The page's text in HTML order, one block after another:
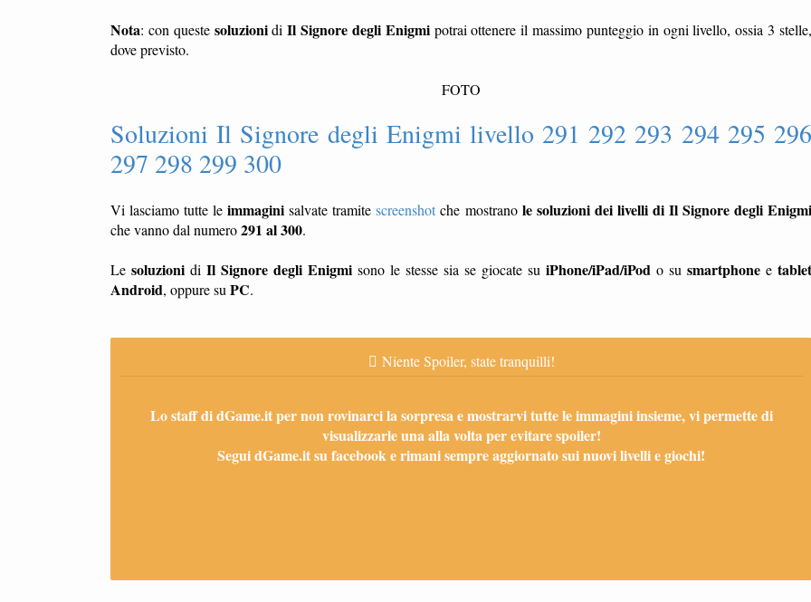
Nota: con queste soluzionidiIl Signore degli Enigmipotrai ottenere il massimo punteggio in ogni livello, ossia 3 stelle,
dove previsto.
FOTO
Soluzioni Il Signore degli Enigmi livello 291 292 293 294 295 296
297 298 299 300
Vi lasciamo tutte leimmagini salvate tramitescreenshot che mostrano le soluzioni dei livelli di Il Signore degli Enigmi
che vanno dal numero291 al 300.
Le soluzioni di Il Signore degli Enigmi sono le stesse sia se giocate su iPhone/iPad/iPod o su smartphone e tablet
Android, oppure su PC.
Niente Spoiler, state tranquilli!
Lo staff di dGame.it per non rovinarci la sorpresa e mostrarvi tutte le immagini insieme, vi permette di
visualizzarle una alla volta per evitare spoiler!
Segui dGame.it su facebook e rimani sempre aggiornato sui nuovi livelli e giochi!